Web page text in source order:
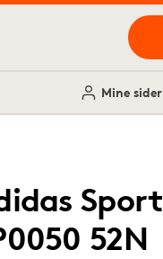
Mine sider
52N